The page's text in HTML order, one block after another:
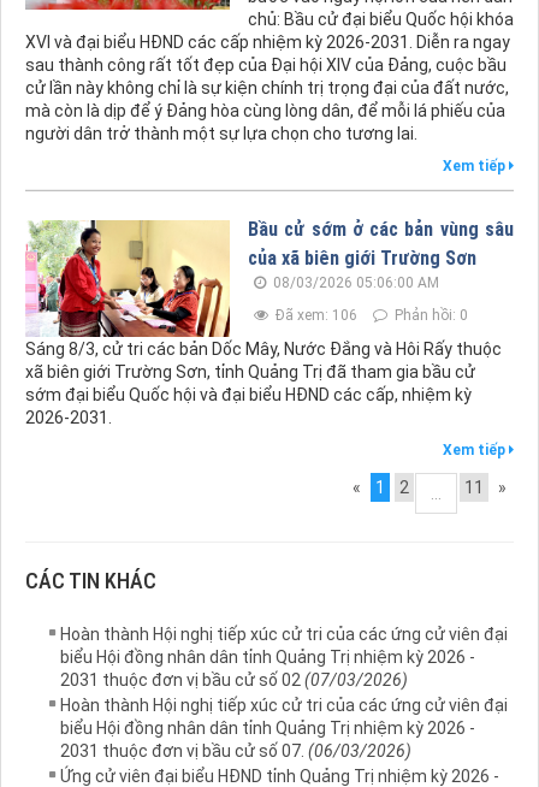
chủ: Bầu cử đại biểu Quốc hội khóa
XVI và đại biểu HĐND các cấp nhiệm kỳ 2026-2031. Diễn ra ngay
sau thành công rất tốt đẹp của Đại hội XIV của Đảng, cuộc bầu
cử lần này không chỉ là sự kiện chính trị trọng đại của đất nước,
mà còn là dịp để ý Đảng hòa cùng lòng dân, để mỗi lá phiếu của
người dân trở thành một sự lựa chọn cho tương lai.
Xem tiếp
Bầu cử sớm ở các bản vùng sâu
của xã biên giới Trường Sơn
08/03/2026 05:06:00 AM
Đã xem: 106
Phản hồi: 0
Sáng 8/3, cử tri các bản Dốc Mây, Nước Đắng và Hôi Rấy thuộc
xã biên giới Trường Sơn, tỉnh Quảng Trị đã tham gia bầu cử
sớm đại biểu Quốc hội và đại biểu HĐND các cấp, nhiệm kỳ
2026-2031.
Xem tiếp
« 1 2 11 »
CÁC TIN KHÁC
Hoàn thành Hội nghị tiếp xúc cử tri của các ứng cử viên đại
biểu Hội đồng nhân dân tỉnh Quảng Trị nhiệm kỳ 2026 -
2031 thuộc đơn vị bầu cử số 02 (07/03/2026)
Hoàn thành Hội nghị tiếp xúc cử tri của các ứng cử viên đại
biểu Hội đồng nhân dân tỉnh Quảng Trị nhiệm kỳ 2026 -
2031 thuộc đơn vị bầu cử số 07. (06/03/2026)
Ứng cử viên đại biểu HĐND tỉnh Quảng Trị nhiệm kỳ 2026 -